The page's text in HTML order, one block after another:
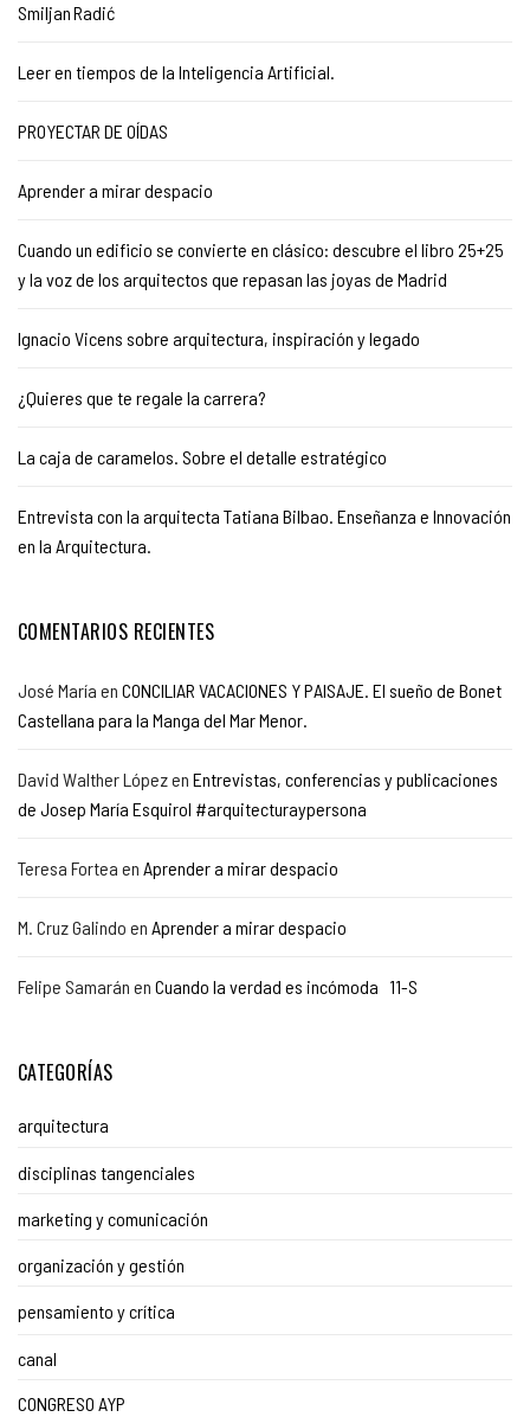
Smiljan Radić
Leer en tiempos de la Inteligencia Artificial.
PROYECTAR DE OÍDAS
Aprender a mirar despacio
Cuando un edificio se convierte en clásico: descubre el libro 25+25
y la voz de los arquitectos que repasan las joyas de Madrid
Ignacio Vicens sobre arquitectura, inspiración y legado
¿Quieres que te regale la carrera?
La caja de caramelos. Sobre el detalle estratégico
Entrevista con la arquitecta Tatiana Bilbao. Enseñanza e Innovación
en la Arquitectura.
COMENTARIOS RECIENTES
José María en CONCILIAR VACACIONES Y PAISAJE. El sueño de Bonet
Castellana para la Manga del Mar Menor.
David Walther Lópezen Entrevistas, conferencias y publicaciones
de Josep María Esquirol #arquitecturaypersona
Teresa Fortea en Aprender a mirar despacio
M. Cruz Galindo en Aprender a mirar despacio
Felipe Samarán en Cuando la verdad es incómoda 11-S
CATEGORÍAS
arquitectura
disciplinas tangenciales
marketing y comunicación
organización y gestión
pensamiento y crítica
canal
CONGRESO AYP